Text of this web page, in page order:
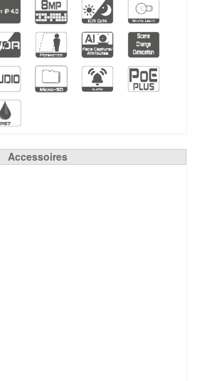
Accessoires